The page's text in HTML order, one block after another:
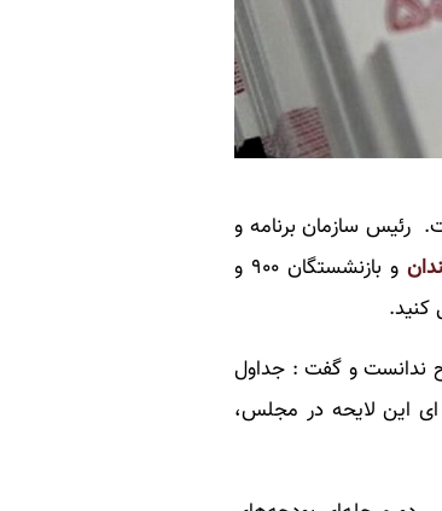
لحاظ شده است. رئیس سازمان برنامه و
و بازنشستگان ۹۰۰ و
کنید.
ندانست و گفت : جداول
این لایحه در مجلس،